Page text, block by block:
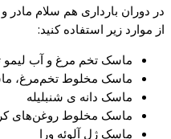
در دوران بارداری هم سلام
از موارد زیر استفاده کنید:
ماسک تخم ‌مرغ و آب
ماسک مخلوط تخم‌مرغ،
ماسک دانه ی شنبلیله‌
ماسک مخلوط روغن‌های
ماسک ژل آلوئه ورا